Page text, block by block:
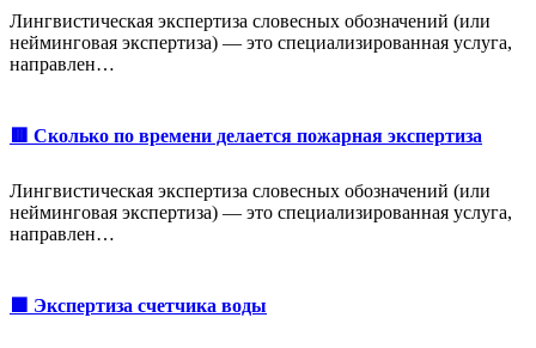
Лингвистическая экспертиза словесных обозначений (или
нейминговая экспертиза) — это специализированная услуга,
направлен…
🟥 Сколько по времени делается пожарная экспертиза
Лингвистическая экспертиза словесных обозначений (или
нейминговая экспертиза) — это специализированная услуга,
направлен…
🟩 Экспертиза счетчика воды